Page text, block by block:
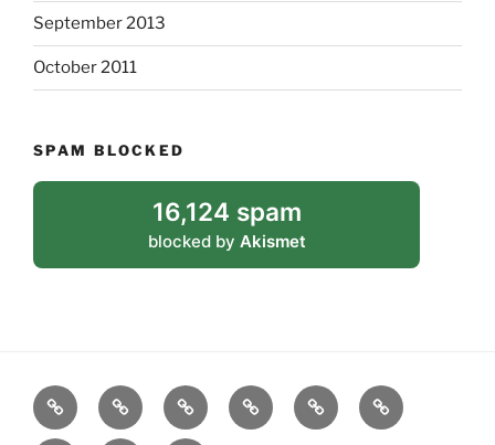
September 2013
October 2011
SPAM BLOCKED
16,124 spam
blocked by Akismet
blog biografiebibliografiepoëzie proza vodou